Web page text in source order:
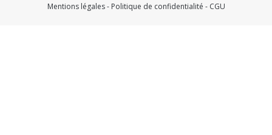
Mentions légales- Politique de confidentialité - CGU